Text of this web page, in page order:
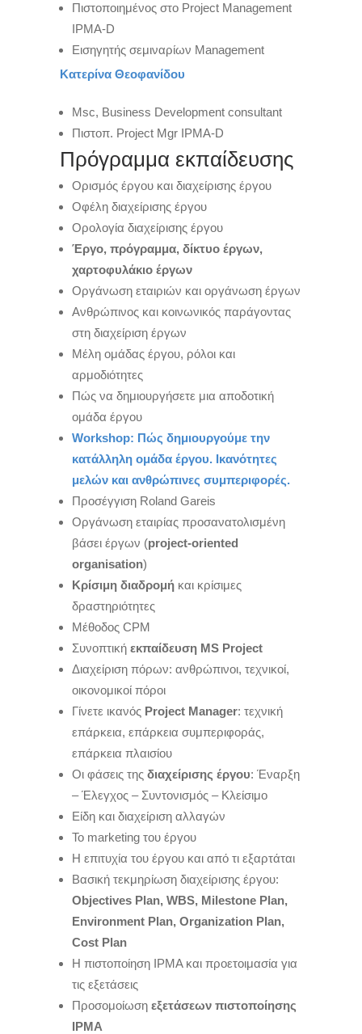
Πιστοποιημένος στο Project Management
IPMA-D
Εισηγητής σεμιναρίων Management
Κατερίνα Θεοφανίδου
Msc, Business Development consultant
Πιστοπ. Project Mgr IPMA-D
Πρόγραμμα εκπαίδευσης
Ορισμός έργου και διαχείρισης έργου
Οφέλη διαχείρισης έργου
Ορολογία διαχείρισης έργου
Έργο, πρόγραμμα, δίκτυο έργων,
χαρτοφυλάκιο έργων
Οργάνωση εταιριών και οργάνωση έργων
Ανθρώπινος και κοινωνικός παράγοντας
στη διαχείριση έργων
Μέλη ομάδας έργου, ρόλοι και
αρμοδιότητες
Πώς να δημιουργήσετε μια αποδοτική
ομάδα έργου
Workshop: Πώς δημιουργούμε την
κατάλληλη ομάδα έργου. Ικανότητες
μελών και ανθρώπινες συμπεριφορές.
Προσέγγιση Roland Gareis
Οργάνωση εταιρίας προσανατολισμένη
βάσει έργων (project-oriented
organisation)
Κρίσιμη διαδρομή και κρίσιμες
δραστηριότητες
Μέθοδος CPM
Συνοπτική εκπαίδευση MS Project
Διαχείριση πόρων: ανθρώπινοι, τεχνικοί,
οικονομικοί πόροι
Γίνετε ικανός Project Manager: τεχνική
επάρκεια, επάρκεια συμπεριφοράς,
επάρκεια πλαισίου
Οι φάσεις της διαχείρισης έργου: Έναρξη
– Έλεγχος – Συντονισμός – Κλείσιμο
Είδη και διαχείριση αλλαγών
Το marketing του έργου
Η επιτυχία του έργου και από τι εξαρτάται
Βασική τεκμηρίωση διαχείρισης έργου:
Objectives Plan, WBS, Milestone Plan,
Environment Plan, Organization Plan,
Cost Plan
Η πιστοποίηση IPMA και προετοιμασία για
τις εξετάσεις
Προσομοίωση εξετάσεων πιστοποίησης
IPMA